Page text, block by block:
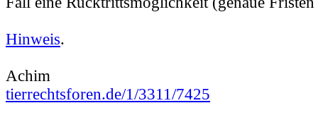
Hinweis.
Achim
tierrechtsforen.de/1/3311/7425